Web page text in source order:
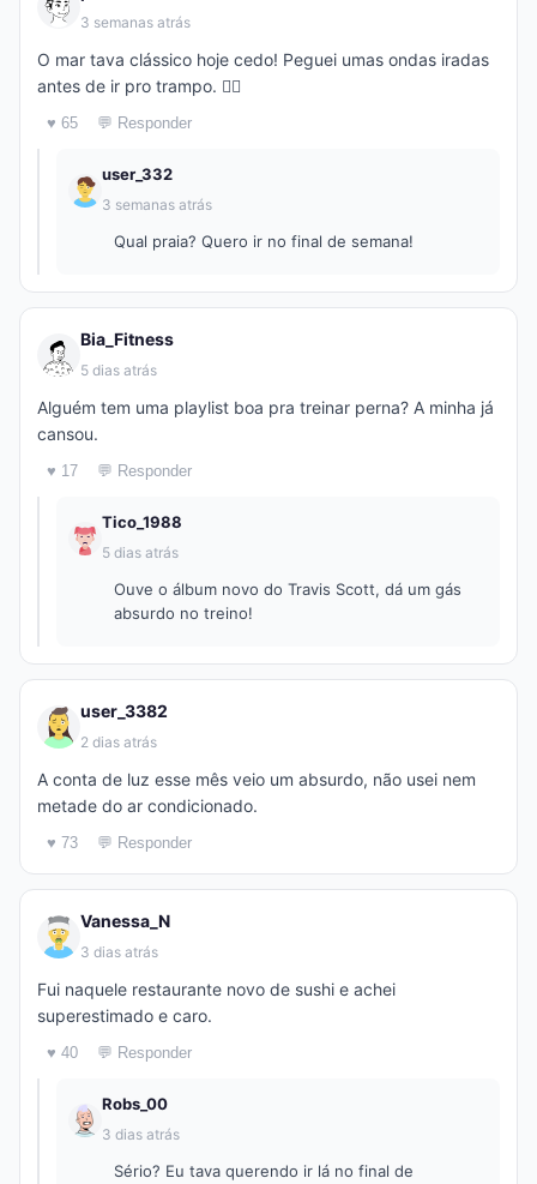
3 semanas atrás
O mar tava clássico hoje cedo! Peguei umas ondas iradas
antes de ir pro trampo. 🏄‍♂️
♥ 65 💬 Responder
user_332
3 semanas atrás
Qual praia? Quero ir no final de semana!
Bia_Fitness
5 dias atrás
Alguém tem uma playlist boa pra treinar perna? A minha já
cansou.
♥ 17 💬 Responder
Tico_1988
5 dias atrás
Ouve o álbum novo do Travis Scott, dá um gás
absurdo no treino!
user_3382
2 dias atrás
A conta de luz esse mês veio um absurdo, não usei nem
metade do ar condicionado.
♥ 73 💬 Responder
Vanessa_N
3 dias atrás
Fui naquele restaurante novo de sushi e achei
superestimado e caro.
♥ 40 💬 Responder
Robs_00
3 dias atrás
Sério? Eu tava querendo ir lá no final de